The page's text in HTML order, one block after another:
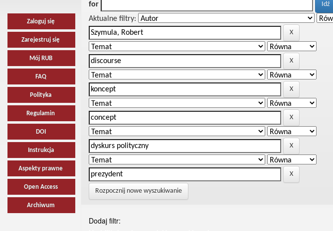
Zaloguj się
Zarejestruj się
Mój RUB
FAQ
Polityka
Regulamin
DOI
Instrukcja
Aspekty prawne
Open Access
Archiwum
for
Aktualne filtry:
Rozpocznij nowe wyszukiwanie
Dodaj filtr: